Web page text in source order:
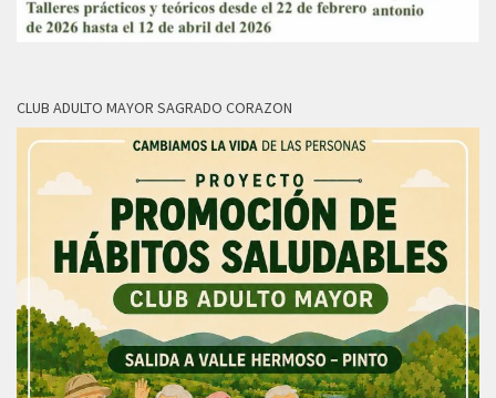
CLUB ADULTO MAYOR SAGRADO CORAZON